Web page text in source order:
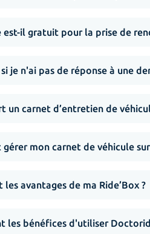
il gratuit pour la prise de
je n'ai pas de réponse à une
un carnet d’entretien de
gérer mon carnet de véhicule
les avantages de ma Ride’Box ?
les bénéfices d'utiliser